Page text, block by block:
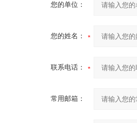
您的单位：
您的姓名：
联系电话：
常用邮箱：